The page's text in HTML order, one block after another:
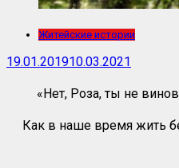
Житейские истории
19.01.201910.03.2021
«Нет, Роза, ты не
Как в наше время жить